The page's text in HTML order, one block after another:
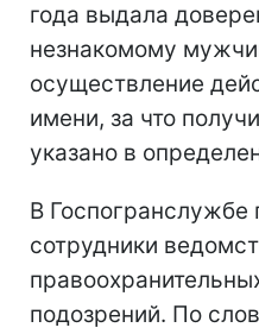
года выдала
незнакомому
осуществление
имени, за что
указано в
В Госпогранслужбе
сотрудники
подозрений. По